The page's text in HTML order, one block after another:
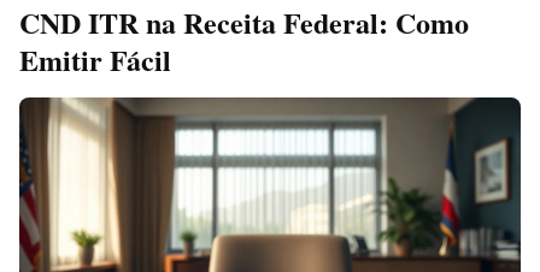
CND ITR na Receita Federal: Como
Emitir Fácil